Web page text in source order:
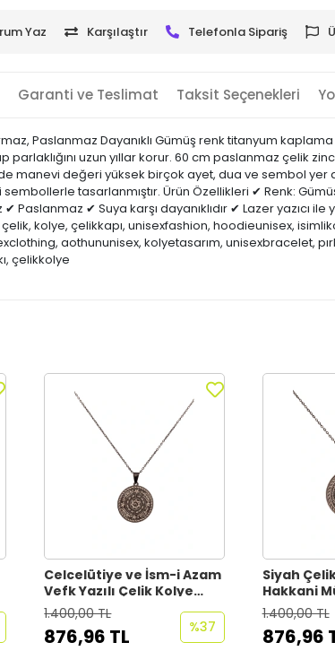
Yaz Karşılaştır Telefonla Sipariş
Garanti ve Teslimat Taksit Seçenekleri
Paslanmaz Dayanıklı Gümüş renk titanyum
uzun yıllar korur. 60 cm paslanmaz çelik
manevi değeri yüksek birçok ayet, dua ve sembol yer
tasarlanmıştır. Ürün Özellikleri ✔ Renk:
✔ Suya karşı dayanıklıdır ✔ Lazer yazıcı ile
kolye, çelikkapı, unisexfashion, hoodieunisex,
aothununisex, kolyetasarım, unisexbracelet,
çelikkolye
Celcelütiye ve İsm-i Azam
Vefk Yazılı Çelik Kolye
Titanyum Renk
Paslanmaz Zincir (Unisex)
1.400,00 TL
876,96 TL %37
Siyah
Hakkani
Kolye
Kararmaz
1.400,00 TL
876,96